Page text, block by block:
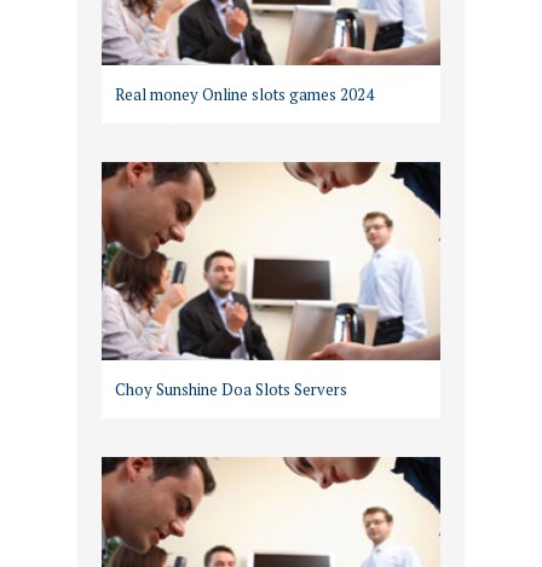
Real money Online slots games 2024
Choy Sunshine Doa Slots Servers